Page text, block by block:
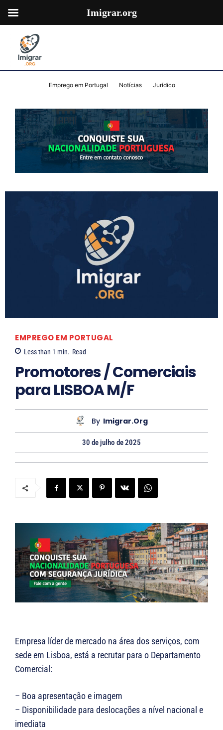
Emprego em Portugal Notícias Jurídico
EMPREGO EM PORTUGAL
Less than 1 min. Read
Promotores / Comerciais
para LISBOA M/F
By Imigrar.org
30 de julho de 2025
Empresa líder de mercado na área dos serviços, com
sede em Lisboa, está a recrutar para o Departamento
Comercial:
– Boa apresentação e imagem
– Disponibilidade para deslocações a nível nacional e
imediata
Imigrar.org